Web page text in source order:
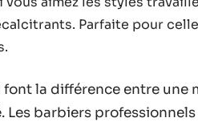
Parfaite pour
la différence entre
Les barbiers